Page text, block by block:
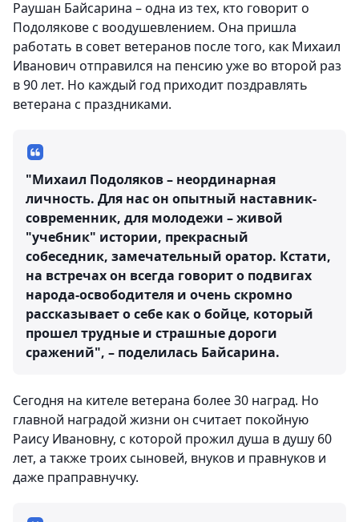
Раушан Байсарина – одна из тех, кто говорит о
Подолякове с воодушевлением. Она пришла
работать в совет ветеранов после того, как Михаил
Иванович отправился на пенсию уже во второй раз
в 90 лет. Но каждый год приходит поздравлять
ветерана с праздниками.
"Михаил Подоляков – неординарная
личность. Для нас он опытный наставник-
современник, для молодежи – живой
"учебник" истории, прекрасный
собеседник, замечательный оратор. Кстати,
на встречах он всегда говорит о подвигах
народа-освободителя и очень скромно
рассказывает о себе как о бойце, который
прошел трудные и страшные дороги
сражений", – поделилась Байсарина.
Сегодня на кителе ветерана более 30 наград. Но
главной наградой жизни он считает покойную
Раису Ивановну, с которой прожил душа в душу 60
лет, а также троих сыновей, внуков и правнуков и
даже праправнучку.